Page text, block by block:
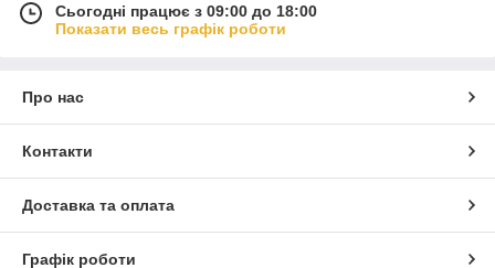
Сьогодні працює з 09:00 до 18:00
Показати весь графік роботи
Про нас
Контакти
Доставка та оплата
Графік роботи